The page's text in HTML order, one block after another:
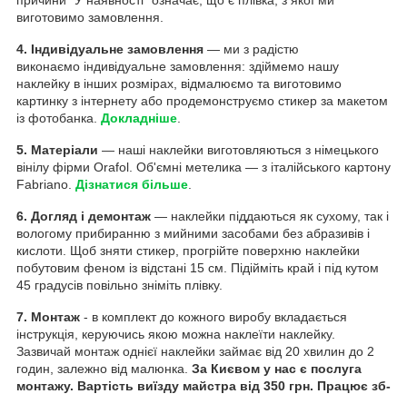
виготовимо замовлення.
4. Індивідуальне замовлення — ми з радістю
виконаємо індивідуальне замовлення: здіймемо нашу
наклейку в інших розмірах, відмалюємо та виготовимо
картинку з інтернету або продемонструємо стикер за макетом
із фотобанка. Докладніше
5. Матеріали — наші наклейки виготовляються з німецького
вінілу фірми Orafol. Об'ємні метелика — з італійського картону
Fabriano. Дізнатися більше
6. Догляд і демонтаж — наклейки піддаються як сухому, так і
вологому прибиранню з мийними засобами без абразивів і
кислоти. Щоб зняти стикер, прогрійте поверхню наклейки
побутовим феном із відстані 15 см. Підійміть край і під кутом
45 градусів повільно зніміть плівку.
7. Монтаж - в комплект до кожного виробу вкладається
інструкція, керуючись якою можна наклеїти наклейку.
Зазвичай монтаж однієї наклейки займає від 20 хвилин до 2
годин, залежно від малюнка. За Києвом у нас є послуга
монтажу. Вартість виїзду майстра від 350 грн. Працює зб-